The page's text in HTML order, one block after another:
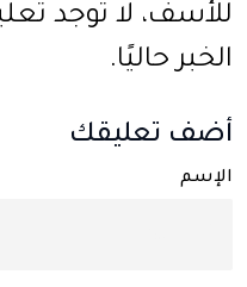
للأسف، لا توجد
الخبر حاليًا.
أضف تعليقك
الإسم